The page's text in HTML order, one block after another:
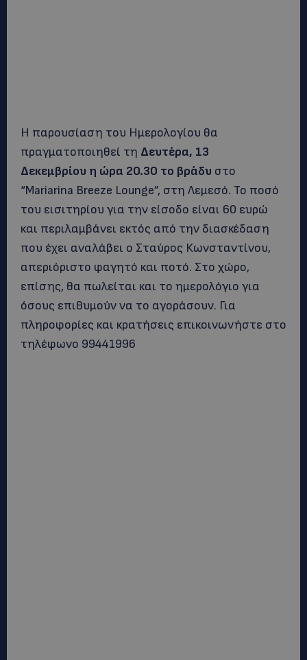
Η παρουσίαση του Ημερολογίου θα
πραγματοποιηθεί τη Δευτέρα, 13
Δεκεμβρίου η ώρα 20.30 το βράδυ στο
“Mariarina Breeze Lounge”, στη Λεμεσό. To ποσό
του εισιτηρίου για την είσοδο είναι 60 ευρώ
και περιλαμβάνει εκτός από την διασκέδαση
που έχει αναλάβει ο Σταύρος Κωνσταντίνου,
απεριόριστο φαγητό και ποτό. Στο χώρο,
επίσης, θα πωλείται και το ημερολόγιο για
όσους επιθυμούν να το αγοράσουν. Για
πληροφορίες και κρατήσεις επικοινωνήστε στο
τηλέφωνο 99441996